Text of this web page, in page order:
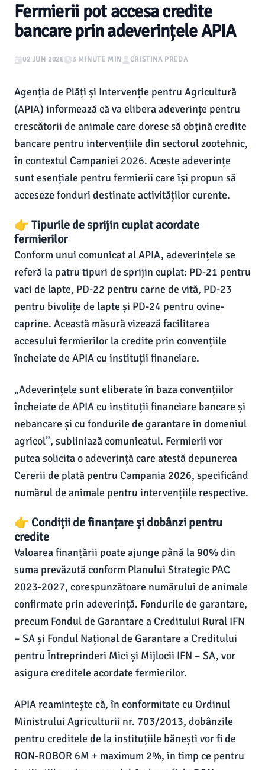
Fermierii pot accesa credite
bancare prin adeverințele APIA
02 JUN 2026 3 MINUTE MIN CRISTINA PREDA
Agenția de Plăți și Intervenție pentru Agricultură
(APIA) informează că va elibera adeverințe pentru
crescătorii de animale care doresc să obțină credite
bancare pentru intervențiile din sectorul zootehnic,
în contextul Campaniei 2026. Aceste adeverințe
sunt esențiale pentru fermierii care își propun să
acceseze fonduri destinate activităților curente.
👉 Tipurile de sprijin cuplat acordate
fermierilor
Conform unui comunicat al APIA, adeverințele se
referă la patru tipuri de sprijin cuplat: PD-21 pentru
vaci de lapte, PD-22 pentru carne de vită, PD-23
pentru bivolițe de lapte și PD-24 pentru ovine-
caprine. Această măsură vizează facilitarea
accesului fermierilor la credite prin convențiile
încheiate de APIA cu instituții financiare.
„Adeverințele sunt eliberate în baza convențiilor
încheiate de APIA cu instituții financiare bancare și
nebancare și cu fondurile de garantare în domeniul
agricol”, subliniază comunicatul. Fermierii vor
putea solicita o adeverință care atestă depunerea
Cererii de plată pentru Campania 2026, specificând
numărul de animale pentru intervențiile respective.
👉 Condiții de finanțare și dobânzi pentru
credite
Valoarea finanțării poate ajunge până la 90% din
suma prevăzută conform Planului Strategic PAC
2023-2027, corespunzătoare numărului de animale
confirmate prin adeverință. Fondurile de garantare,
precum Fondul de Garantare a Creditului Rural IFN
– SA și Fondul Național de Garantare a Creditului
pentru Întreprinderi Mici și Mijlocii IFN – SA, vor
asigura creditele acordate fermierilor.
APIA reamintește că, în conformitate cu Ordinul
Ministrului Agriculturii nr. 703/2013, dobânzile
pentru creditele de la instituțiile bănești vor fi de
RON-ROBOR 6M + maximum 2%, în timp ce pentru